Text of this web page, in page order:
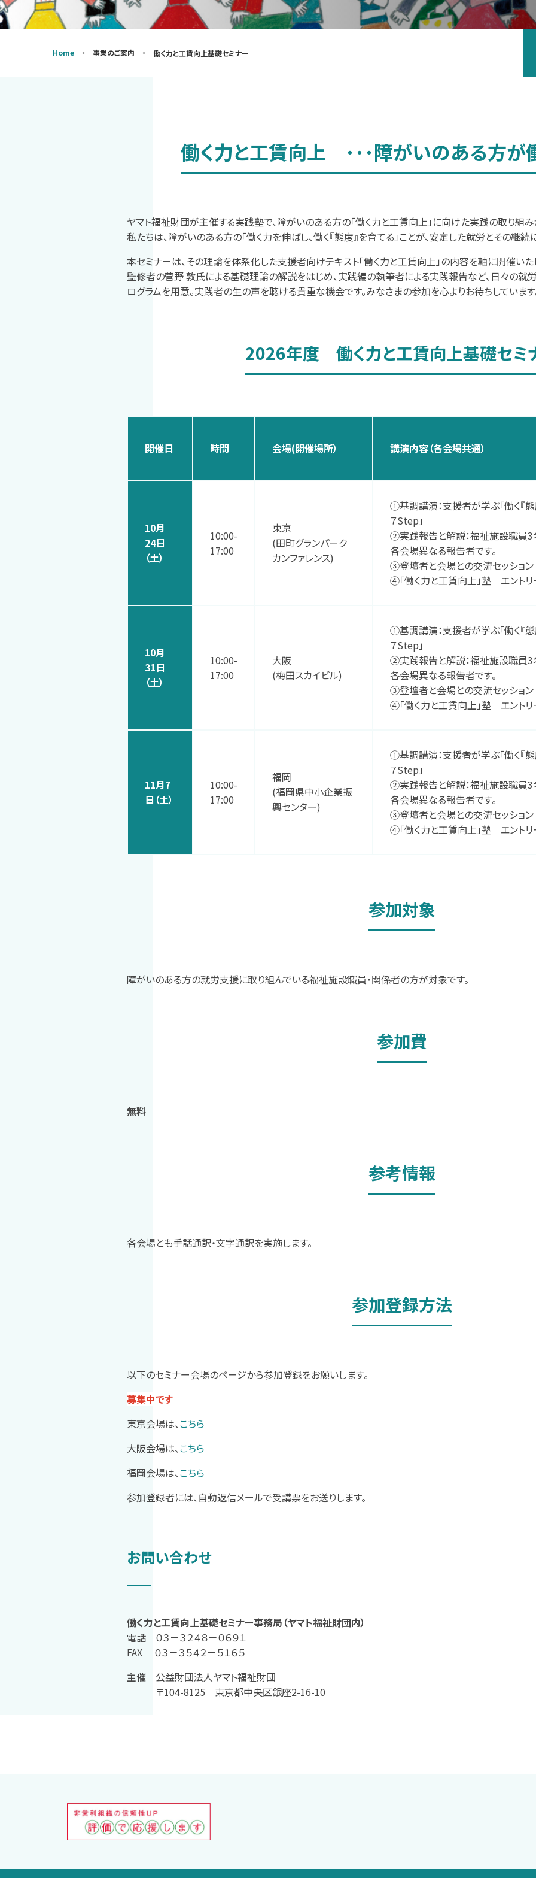
Home 事業のご案内 働く力と工賃向上基礎セミナー
働く力と工賃向上 ･･･障がいのある方が
ヤマト福祉財団が主催する実践塾で、障がいのある方の「働く力と工賃向上」に向けた実践の取り組
私たちは、障がいのある方の「働く力を伸ばし、働く『態度』を育てる」ことが、安定した就労とその継
本セミナーは、その理論を体系化した支援者向けテキスト「働く力と工賃向上」の内容を軸に開催いた
監修者の菅野 敦氏による基礎理論の解説をはじめ、実践編の執筆者による実践報告など、日々の就
ログラムを用意。実践者の生の声を聴ける貴重な機会です。みなさまの参加を心よりお待ちしています
2026年度 働く力と工賃向上基礎セミ
開催日 時間 会場(開催場所） 講演内容（各会場共通）
10月
24日
（土）
10:00-
17:00
東京
(田町グランパーク
カンファレンス)
①基調講演：支援者が学ぶ「働く『
７Step」
②実践報告と解説：福祉施設職
各会場異なる報告者です。
③登壇者と会場との交流セッション
④「働く力と工賃向上」塾 エント
10月
31日
（土）
10:00-
17:00
大阪
(梅田スカイビル)
①基調講演：支援者が学ぶ「働く『
７Step」
②実践報告と解説：福祉施設職
各会場異なる報告者です。
③登壇者と会場との交流セッション
④「働く力と工賃向上」塾 エント
11月7
日（土）
10:00-
17:00
福岡
(福岡県中小企業振
興センター)
①基調講演：支援者が学ぶ「働く『
７Step」
②実践報告と解説：福祉施設職
各会場異なる報告者です。
③登壇者と会場との交流セッション
④「働く力と工賃向上」塾 エント
参加対象
障がいのある方の就労支援に取り組んでいる福祉施設職員・関係者の方が対象です。
参加費
無料
参考情報
各会場とも手話通訳・文字通訳を実施します。
参加登録方法
以下のセミナー会場のページから参加登録をお願いします。
募集中です
東京会場は、こちら
大阪会場は、こちら
福岡会場は、こちら
参加登録者には、自動返信メールで受講票をお送りします。
お問い合わせ
働く力と工賃向上基礎セミナー事務局（ヤマト福祉財団内）
電話 ０３－３２４８－０６９１
FAX ０３－３５４２－５１６５
主催 公益財団法人ヤマト福祉財団
〒104-8125 東京都中央区銀座2-16-10
お問い合わせ